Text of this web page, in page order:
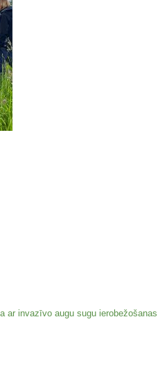
ar invazīvo augu sugu ierobežošanas